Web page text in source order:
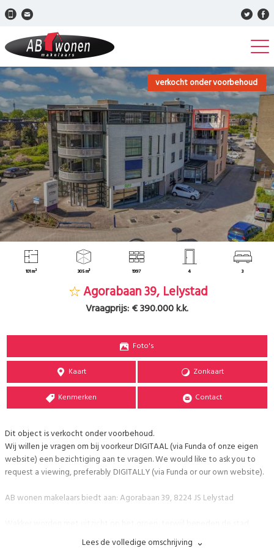
verkocht onder voorbehoud
101 m² 305 m³ 1997 4 3
Agorabaan 39, Lelystad
Vraagprijs:€ 390.000 k.k.
Foto's
Kaart Zonkaart
Kenmerken Contact
Dit object is verkocht onder voorbehoud.
Wij willen je vragen om bij voorkeur DIGITAAL (via Funda of onze eigen
website) een bezichtiging aan te vragen. We would like to ask you to
request a viewing, preferably DIGITALLY (via Funda or our own website).
AB wonen makelaars biedt aan: Agorabaan 39, 8224 JS Lelystad
langzaam op gang komt. De schuifpui open, een kop koffie in de
Lees de volledige omschrijving